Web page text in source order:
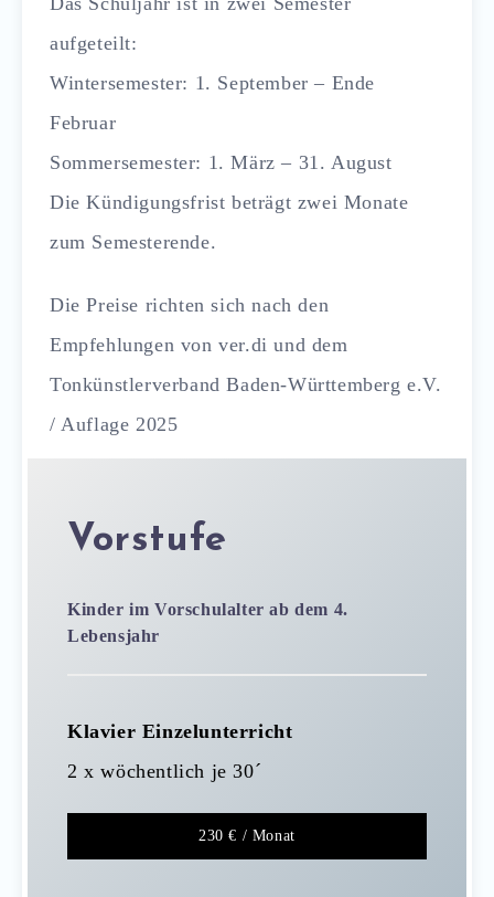
aufgeteilt:
Wintersemester: 1. September – Ende
Februar
Sommersemester: 1. März – 31. August
Die Kündigungsfrist beträgt zwei Monate
zum Semesterende.
Die Preise richten sich nach den
Empfehlungen von ver.di und dem
Tonkünstlerverband Baden-Württemberg e.V.
/ Auflage 2025
Vorstufe
Kinder im Vorschulalter ab dem 4.
Lebensjahr
Klavier Einzelunterricht
2 x wöchentlich je 30´
230 € / Monat